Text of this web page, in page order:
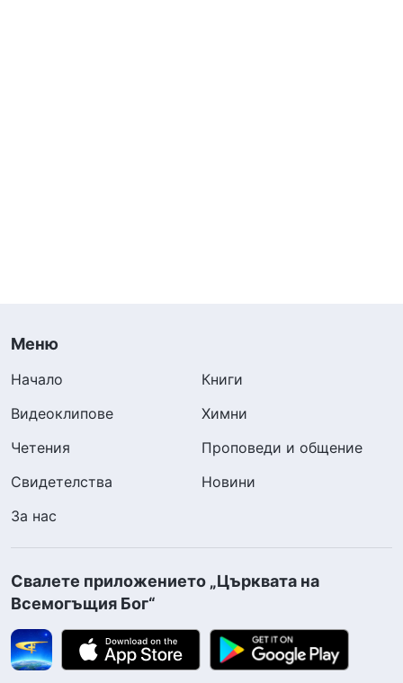
Меню
Начало
Книги
Видеоклипове
Химни
Четения
Проповеди и общение
Свидетелства
Новини
За нас
Свалете приложението „Църквата на
Всемогъщия Бог“